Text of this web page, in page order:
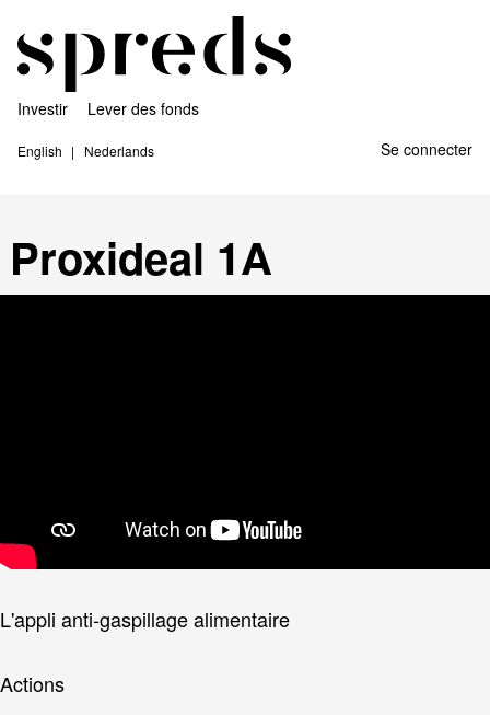
Investir Lever des fonds
English Nederlands Se connecter
Proxideal 1A
L'appli anti-gaspillage alimentaire
Actions